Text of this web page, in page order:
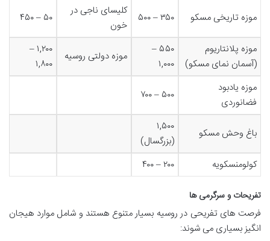
موزه تاریخی مسکو ۳۵۰ – ۵۰۰
کلیسای ناجی در
خون
۵۰ – ۴۵۰
موزه پلانتاریوم
(آسمان نمای مسکو)
۵۵۰ –
۱,۰۰۰
موزه دولتی روسیه
۱,۲۰۰ –
۱,۸۰۰
موزه یادبود
فضانوردی
۵۰۰ – ۷۰۰
باغ وحش مسکو
۱,۵۰۰
(بزرگسال)
کولومنسکویه
۲۰۰ – ۴۰۰
تفریحات و سرگرمی ها
فرصت های تفریحی در روسیه بسیار متنوع هستند و شامل موارد هیجان
انگیز بسیاری می شوند: